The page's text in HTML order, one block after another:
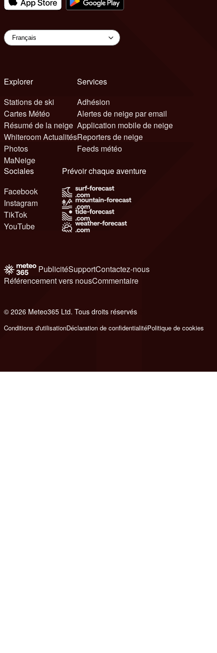
Explorer
Stations de ski
Cartes Météo
Résumé de la neige
Whiteroom Actualités
Photos
MaNeige
Services
Adhésion
Alertes de neige par email
Application mobile de neige
Reporters de neige
Feeds météo
Sociales
Facebook
Instagram
TikTok
YouTube
Prévoir chaque aventure
PublicitéSupportContactez-nous
Référencement vers nousCommentaire
© 2026 Meteo365 Ltd. Tous droits réservés
Conditions d'utilisationDéclaration de confidentialitéPolitique de cookies